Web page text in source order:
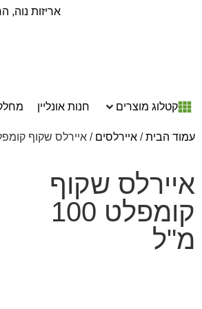
אריזות נוה,
קטלוג מוצרים חנות אונליין
עמוד הבית/ איירלסים / איירלס שקוף קומפלט 100
איירלס שקוף
קומפלט 100
מ"ל